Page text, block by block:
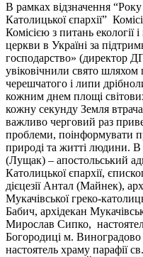
В рамках відзначення
Католицької єпархії”
Комісією з питань екології
церкви в Україні за
господарство» (директор
увіковічнили свято
черешчатого і липи
кожним днем площі
кожну секунду Земля
важливо черговий раз
проблеми, поінформувати
природі та житті людини. В
(Лущак) – апостольський
Католицької єпархії,
дієцезії Антал (Майнек),
Мукачівської греко-
Бабич, архідекан
Мирослав Сипко,
Богородиці м.
настоятель храму парафії